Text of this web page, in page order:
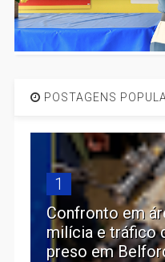
POSTAGENS
1
Confronto em
milícia e tráfico
preso em